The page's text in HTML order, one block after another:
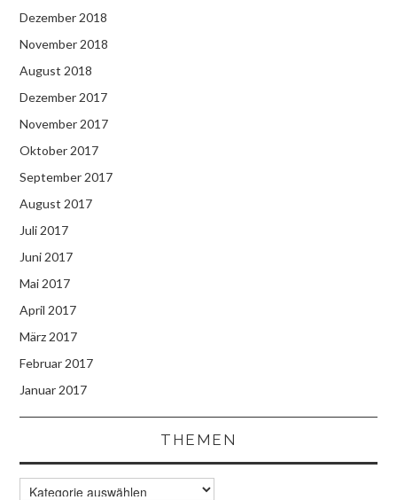
Dezember 2018
November 2018
August 2018
Dezember 2017
November 2017
Oktober 2017
September 2017
August 2017
Juli 2017
Juni 2017
Mai 2017
April 2017
März 2017
Februar 2017
Januar 2017
THEMEN
Themen